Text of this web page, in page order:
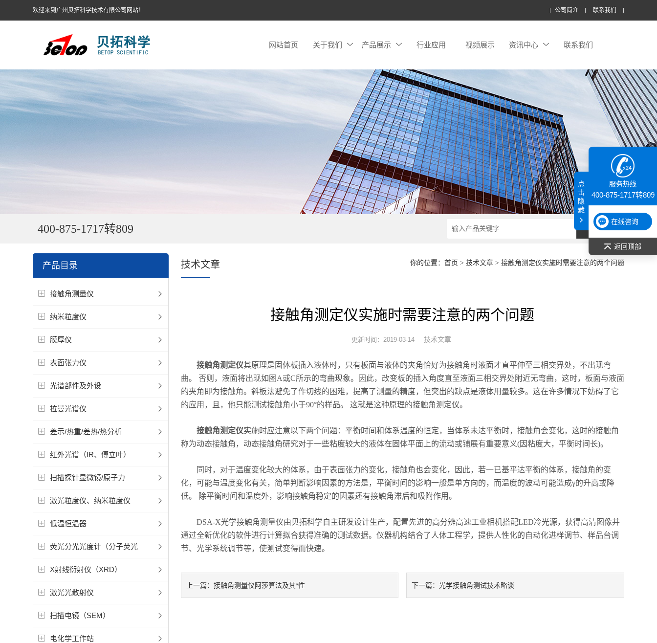
欢迎来到广州贝拓科学技术有限公司网站！ 公司简介 联系我们
网站首页 关于我们 产品展示 行业应用 视频展示 资讯中心 联系我们
400-875-1717转809
产品目录
接触角测量仪
纳米粒度仪
膜厚仪
表面张力仪
光谱部件及外设
拉曼光谱仪
差示/热重/差热/热分析
红外光谱（IR、傅立叶）
扫描探针显微镜/原子力
激光粒度仪、纳米粒度仪
低温恒温器
荧光分光光度计（分子荧光
X射线衍射仪（XRD）
激光光散射仪
扫描电镜（SEM）
电化学工作站
你的位置： 首页 > 技术文章> 接触角测定仪实施时需要注意的两个问题
技术文章
接触角测定仪实施时需要注意的两个问题
更新时间：2019-03-14 技术文章
接触角测定仪其原理是固体板插入液体时，只有板面与液体的夹角恰好为接触角时液面才直平伸至三相交界处，不出现弯
曲。 否则，液面将出现如图A或C所示的弯曲现象。因此，改变板的插入角度直至液面三相交界处附近无弯曲，这时，板面与液面
的夹角即为接触角。斜板法避免了作切线的困难，提高了测量的精度，但突出的缺点是液体用量较多。这在许多情况下妨碍了它
的应用，且，他只能测试接触角小于90°的样品。 这就是这种原理的接触角测定仪。
接触角测定仪实施时应注意以下两个问题：平衡时间和体系温度的恒定，当体系未达平衡时，接触角会变化，这时的接触角
称为动态接触角，动态接触角研究对于一些粘度较大的液体在固体平面上的流动或铺展有重要意义(因粘度大，平衡时间长)。
同时，对于温度变化较大的体系，由于表面张力的变化，接触角也会变化，因此，若一已基平达平衡的体系，接触角的变
化，可能与温度变化有关，简单判断影响因素的方法是，平衡时间的影响一般是单方向的，而温度的波动可能造成γ的升高或降
低。 除平衡时间和温度外，影响接触角稳定的因素还有接触角滞后和吸附作用。
DSA-X光学接触角测量仪由贝拓科学自主研发设计生产，配置先进的高分辨高速工业相机搭配LED冷光源，获得高清图像并
通过全新优化的软件进行计算拟合获得准确的测试数据。仪器机构结合了人体工程学，提供人性化的自动化进样调节、样品台调
节、光学系统调节等，使测试变得而快速。
上一篇： 接触角测量仪阿莎算法及其*性 下一篇：光学接触角测试技术略谈
服务热线
400-875-1717转809
在线咨询
返回顶部
点
击
隐
藏